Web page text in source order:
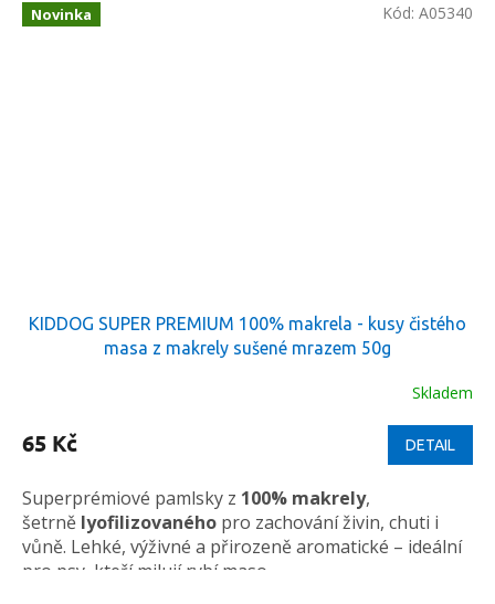
Novinka
KIDDOG SUPER PREMIUM 100% makrela - kusy čistého
masa z makrely sušené mrazem 50g
Skladem
65 Kč DETAIL
Superprémiové pamlsky z 100% makrely,
šetrně lyofilizovaného pro zachování živin, chuti i
vůně. Lehké, výživné a přirozeně aromatické – ideální
pro psy, kteří milují rybí maso.
Kód: A05340